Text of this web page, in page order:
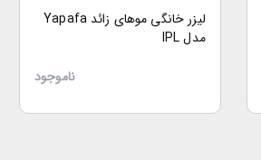
لیزر خانگی موهای زائد Yapafa
مدل IPL
ناموجود